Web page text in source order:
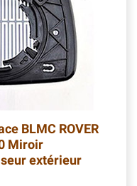
BLMC ROVER
Miroir
extérieur